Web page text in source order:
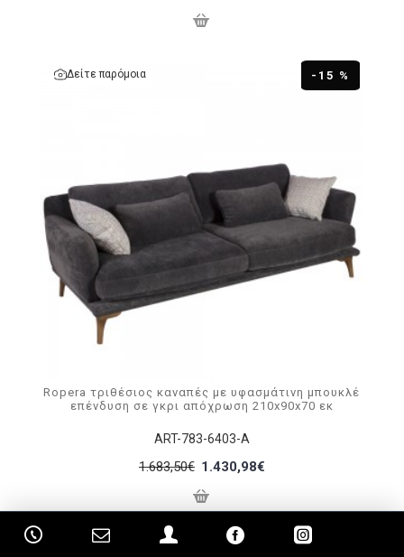
-15 %
Δείτε παρόμοια
ART-783-6403-A
Ropera τριθέσιος καναπές με υφασμάτινη μπουκλέ
επένδυση σε γκρι απόχρωση 210x90x70 εκ
1.683,50€ 1.430,98€